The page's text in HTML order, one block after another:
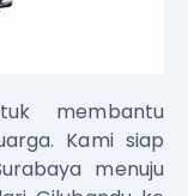
membantu
Kami siap
menuju